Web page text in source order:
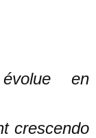
en
crescendo